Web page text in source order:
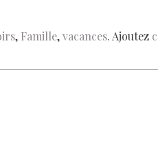
, Famille,vacances. Ajoutez